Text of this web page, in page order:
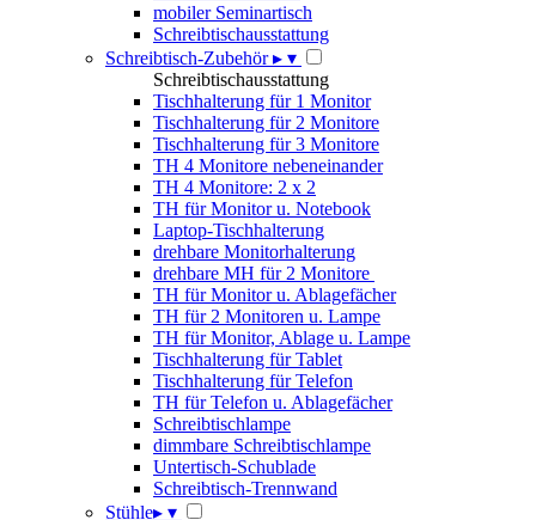
mobiler Seminartisch
Schreibtischausstattung
Schreibtisch-Zubehör▸ ▾
Schreibtischausstattung
Tischhalterung für 1 Monitor
Tischhalterung für 2 Monitore
Tischhalterung für 3 Monitore
TH 4 Monitore nebeneinander
TH 4 Monitore: 2 x 2
TH für Monitor u. Notebook
Laptop-Tischhalterung
drehbare Monitorhalterung
drehbare MH für 2 Monitore
TH für Monitor u. Ablagefächer
TH für 2 Monitoren u. Lampe
TH für Monitor, Ablage u. Lampe
Tischhalterung für Tablet
Tischhalterung für Telefon
TH für Telefon u. Ablagefächer
Schreibtischlampe
dimmbare Schreibtischlampe
Untertisch-Schublade
Schreibtisch-Trennwand
Stühle▸ ▾